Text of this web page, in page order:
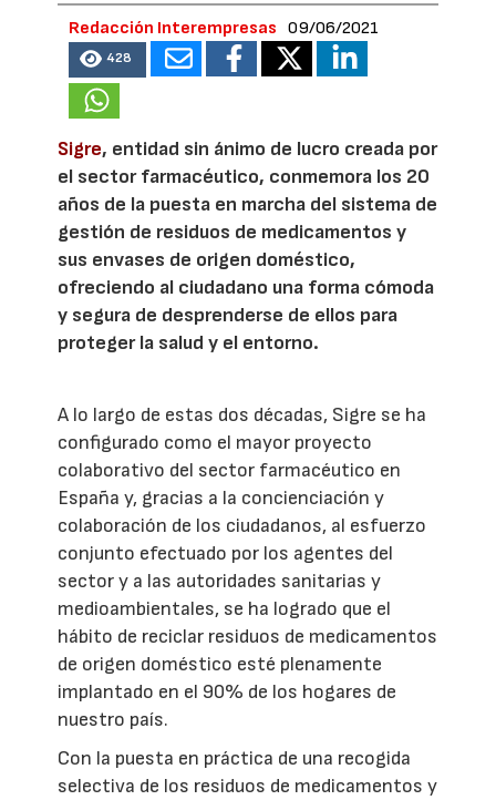
Redacción Interempresas 09/06/2021
428
Sigre, entidad sin ánimo de lucro creada por
el sector farmacéutico, conmemora los 20
años de la puesta en marcha del sistema de
gestión de residuos de medicamentos y
sus envases de origen doméstico,
ofreciendo al ciudadano una forma cómoda
y segura de desprenderse de ellos para
proteger la salud y el entorno.
A lo largo de estas dos décadas, Sigre se ha
configurado como el mayor proyecto
colaborativo del sector farmacéutico en
España y, gracias a la concienciación y
colaboración de los ciudadanos, al esfuerzo
conjunto efectuado por los agentes del
sector y a las autoridades sanitarias y
medioambientales, se ha logrado que el
hábito de reciclar residuos de medicamentos
de origen doméstico esté plenamente
implantado en el 90% de los hogares de
nuestro país.
Con la puesta en práctica de una recogida
selectiva de los residuos de medicamentos y